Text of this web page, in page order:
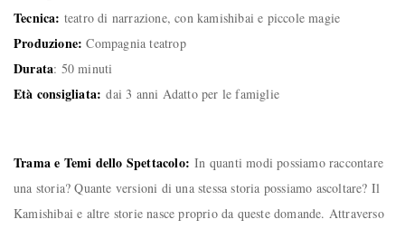
Tecnica: teatro di narrazione, con kamishibai e piccole magie
Produzione: Compagnia teatrop
Durata: 50 minuti
Età consigliata: dai 3 anni Adatto per le famiglie
Trama e Temi dello Spettacolo:In quanti modi possiamo raccontare
una storia? Quante versioni di una stessa storia possiamo ascoltare? Il
Kamishibai e altre storie nasce proprio da queste domande. Attraverso